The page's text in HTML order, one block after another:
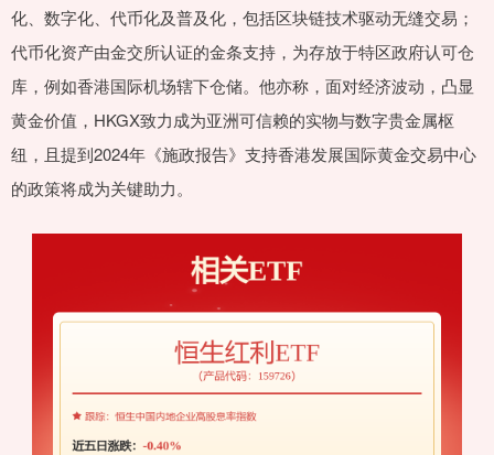
化、数字化、代币化及普及化，包括区块链技术驱动无缝交易；
代币化资产由金交所认证的金条支持，为存放于特区政府认可仓
库，例如香港国际机场辖下仓储。他亦称，面对经济波动，凸显
黄金价值，HKGX致力成为亚洲可信赖的实物与数字贵金属枢
纽，且提到2024年《施政报告》支持香港发展国际黄金交易中心
的政策将成为关键助力。